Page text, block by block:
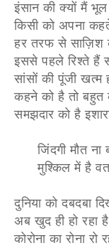
इंसान की क्यों मैं भूल
किसी को अपना
हर तरफ से साज़िश
इससे पहले रिश्ते हैं
सांसों की पूंजी खत्म
कहने को है तो बहुत
समझदार को है
जिंदगी मौत ना
मुश्किल में है
दुनिया को दबदबा
अब खुद ही हो रहा है
कोरोना का रोना रो